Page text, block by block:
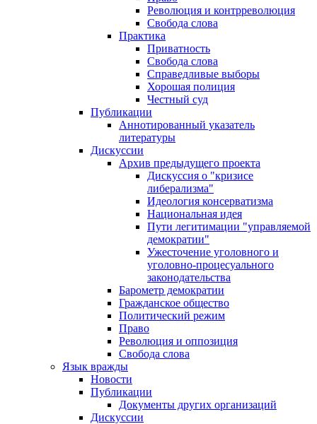
Революция и контрреволюция
Свобода слова
Практика
Приватность
Свобода слова
Справедливые выборы
Хорошая полиция
Честный суд
Публикации
Аннотированный указатель
литературы
Дискуссии
Архив предыдущего проекта
Дискуссия о "кризисе
либерализма"
Идеология консерватизма
Национальная идея
Пути легитимации "управляемой
демократии"
Ужесточение уголовного и
уголовно-процесуального
законодательства
Барометр демократии
Гражданское общество
Политический режим
Право
Революция и оппозиция
Свобода слова
Язык вражды
Новости
Публикации
Документы других организаций
Дискуссии